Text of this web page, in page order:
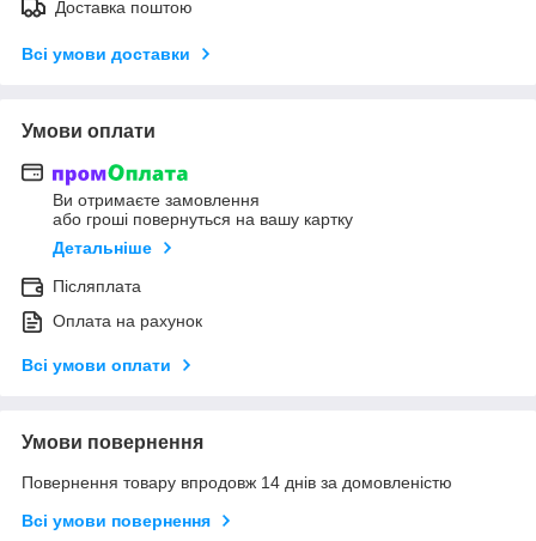
Доставка поштою
Всі умови доставки
Умови оплати
Ви отримаєте замовлення
або гроші повернуться на вашу картку
Детальніше
Післяплата
Оплата на рахунок
Всі умови оплати
Умови повернення
Повернення товару впродовж 14 днів за домовленістю
Всі умови повернення